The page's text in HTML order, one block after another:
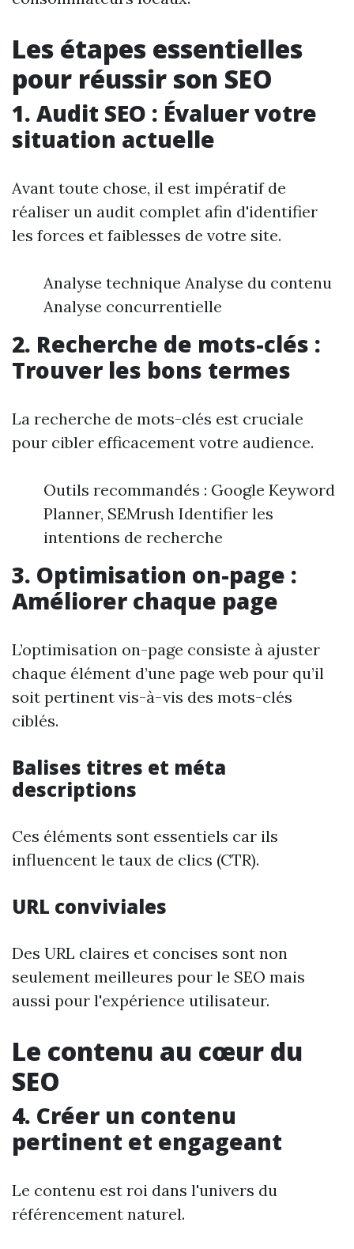
Les étapes essentielles
pour réussir son SEO
1. Audit SEO : Évaluer votre
situation actuelle
Avant toute chose, il est impératif de
réaliser un audit complet afin d'identifier
les forces et faiblesses de votre site.
Analyse technique Analyse du contenu
Analyse concurrentielle
2. Recherche de mots-clés :
Trouver les bons termes
La recherche de mots-clés est cruciale
pour cibler efficacement votre audience.
Outils recommandés : Google Keyword
Planner, SEMrush Identifier les
intentions de recherche
3. Optimisation on-page :
Améliorer chaque page
L’optimisation on-page consiste à ajuster
chaque élément d’une page web pour qu’il
soit pertinent vis-à-vis des mots-clés
ciblés.
Balises titres et méta
descriptions
Ces éléments sont essentiels car ils
influencent le taux de clics (CTR).
URL conviviales
Des URL claires et concises sont non
seulement meilleures pour le SEO mais
aussi pour l'expérience utilisateur.
Le contenu au cœur du
SEO
4. Créer un contenu
pertinent et engageant
Le contenu est roi dans l'univers du
référencement naturel.